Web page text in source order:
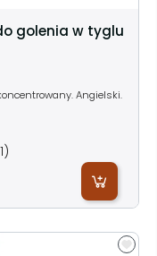
golenia w tyglu
Angielski.